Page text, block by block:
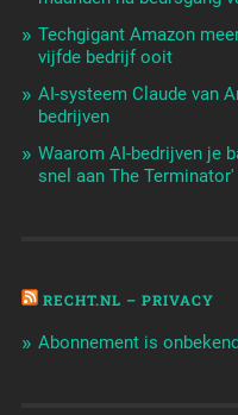
Techgigant Amazon
vijfde bedrijf ooit
AI-systeem Claude van
bedrijven
Waarom AI-bedrijven je
snel aan The Terminator'
RECHT.NL – PRIVACY
Abonnement is